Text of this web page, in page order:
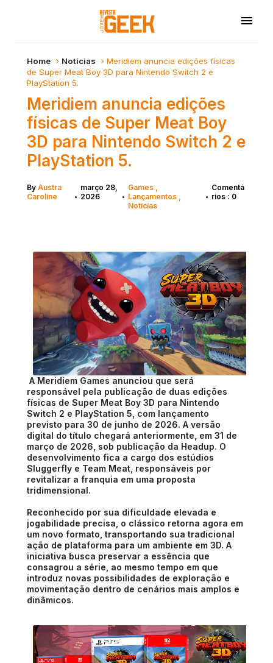
Home Notícias
Meridiem anuncia edições físicas
de Super Meat Boy 3D para Nintendo Switch 2 e
PlayStation 5.
Meridiem anuncia edições
físicas de Super Meat Boy
3D para Nintendo Switch 2 e
PlayStation 5.
By Austra
Caroline
•
março 28,
2026
•
Games
Lançamentos
Notícias
•
Comentá
rios : 0
A Meridiem Games anunciou que será
responsável pela publicação de duas edições
físicas de Super Meat Boy 3D para Nintendo
Switch 2 e PlayStation 5, com lançamento
previsto para 30 de junho de 2026. A versão
digital do título chegará anteriormente, em 31 de
março de 2026, sob publicação da Headup. O
desenvolvimento fica a cargo dos estúdios
Sluggerfly e Team Meat, responsáveis por
revitalizar a franquia em uma proposta
tridimensional.
Reconhecido por sua dificuldade elevada e
jogabilidade precisa, o clássico retorna agora em
um novo formato, transportando sua tradicional
ação de plataforma para um ambiente em 3D. A
iniciativa busca preservar a essência que
consagrou a série, ao mesmo tempo em que
introduz novas possibilidades de exploração e
movimentação dentro de cenários mais amplos e
dinâmicos.